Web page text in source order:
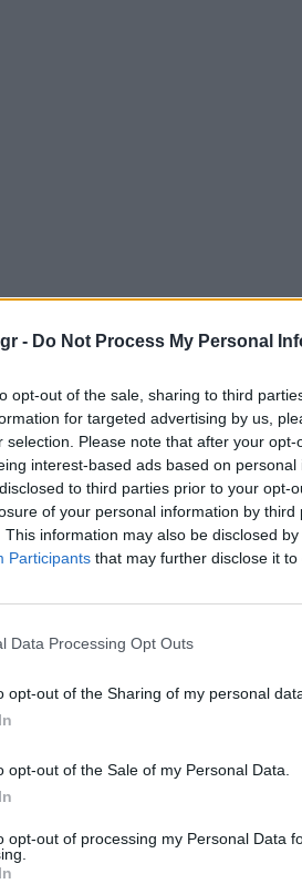
- Do Not Process My Personal
opt-out of the sale, sharing to third
for targeted advertising by us,
selection. Please note that after your
interest-based ads based on
to third parties prior to your opt-
of your personal information by third
This information may also be disclosed
Participants that may further disclose it to
Data Processing Opt Outs
opt-out of the Sharing of my personal
opt-out of the Sale of my Personal Data.
opt-out of processing my Personal Data
Πρόσθεσε τοiEnergeia
στα αγαπημένα σου στη
Google